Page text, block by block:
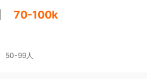
70-100k
50-99人